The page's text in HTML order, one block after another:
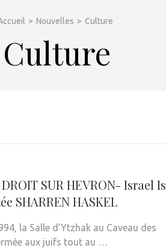
> Nouvelles > Culture
Culture
SUR HEVRON- Israel Is
SHARREN HASKEL
la Salle d’Ytzhak au Caveau des
aux juifs tout au …